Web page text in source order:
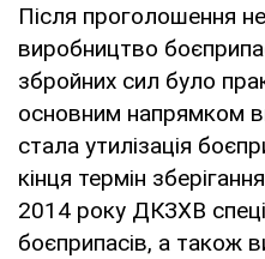
Після проголошення
виробництво
збройних сил було
основним напрямком
стала утилізація
кінця термін
2014 року ДКЗХВ
боєприпасів, а також